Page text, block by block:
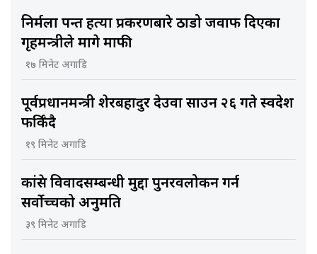
निर्मला पन्त हत्या प्रकरणबारे ठाडो जवाफ दिएका
गृहमन्त्रीले मागे माफी
१७ मिनेट अगाडि
पूर्वप्रधानमन्त्री शेरबहादुर देउवा साउन २६ गते स्वदेश
फर्किँदै
१९ मिनेट अगाडि
कांग्रेस विवादसम्बन्धी मुद्दा पुनरवलोकन गर्न
सर्वोच्चको अनुमति
३९ मिनेट अगाडि